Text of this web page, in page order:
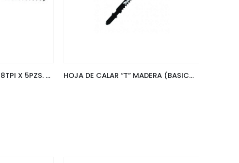
SEGUETA P/CALADORA 8TPI X 5PZS. CORTE EN MADERA HCS D34877 HOJA DE CALAR “T” MADERA (BASICO) 100 MM 8TPI X 5 PZAS MAKITA D-34877